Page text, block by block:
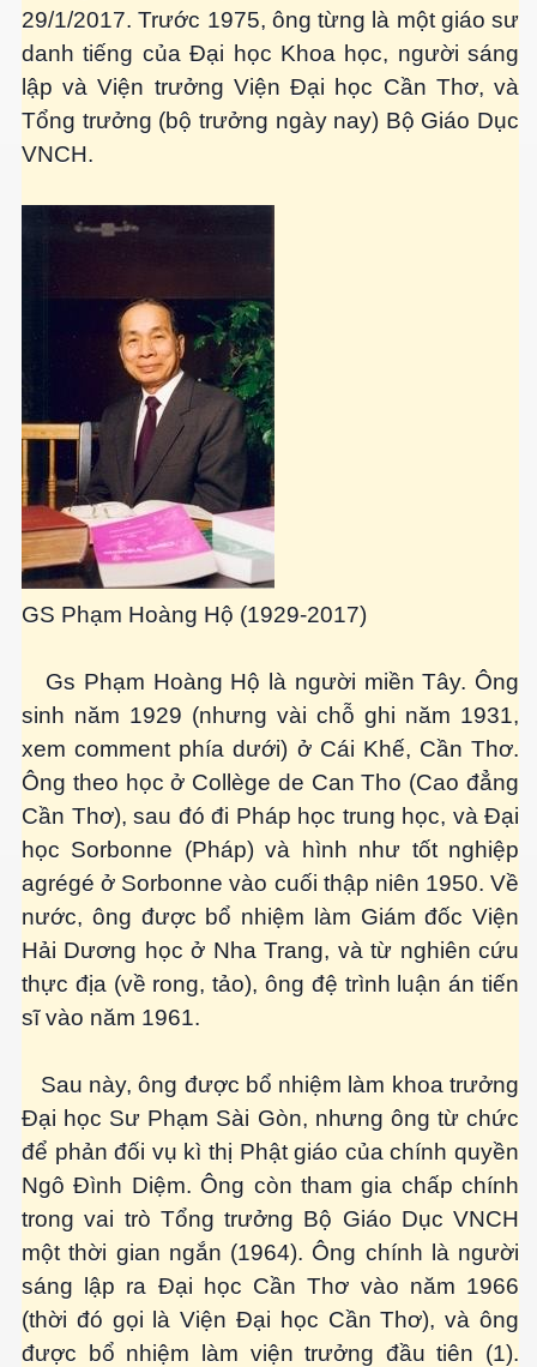
29/1/2017. Trước 1975, ông từng là một giáo sư
danh tiếng của Đại học Khoa học, người sáng
lập và Viện trưởng Viện Đại học Cần Thơ, và
Tổng trưởng (bộ trưởng ngày nay) Bộ Giáo Dục
VNCH.
GS Phạm Hoàng Hộ (1929-2017)
Gs Phạm Hoàng Hộ là người miền Tây. Ông
sinh năm 1929 (nhưng vài chỗ ghi năm 1931,
xem comment phía dưới) ở Cái Khế, Cần Thơ.
Ông theo học ở Collège de Can Tho (Cao đẳng
Cần Thơ), sau đó đi Pháp học trung học, và Đại
học Sorbonne (Pháp) và hình như tốt nghiệp
agrégé ở Sorbonne vào cuối thập niên 1950. Về
nước, ông được bổ nhiệm làm Giám đốc Viện
Hải Dương học ở Nha Trang, và từ nghiên cứu
thực địa (về rong, tảo), ông đệ trình luận án tiến
sĩ vào năm 1961.
Sau này, ông được bổ nhiệm làm khoa trưởng
Đại học Sư Phạm Sài Gòn, nhưng ông từ chức
để phản đối vụ kì thị Phật giáo của chính quyền
Ngô Đình Diệm. Ông còn tham gia chấp chính
trong vai trò Tổng trưởng Bộ Giáo Dục VNCH
một thời gian ngắn (1964). Ông chính là người
sáng lập ra Đại học Cần Thơ vào năm 1966
(thời đó gọi là Viện Đại học Cần Thơ), và ông
được bổ nhiệm làm viện trưởng đầu tiên (1).
núp
nay